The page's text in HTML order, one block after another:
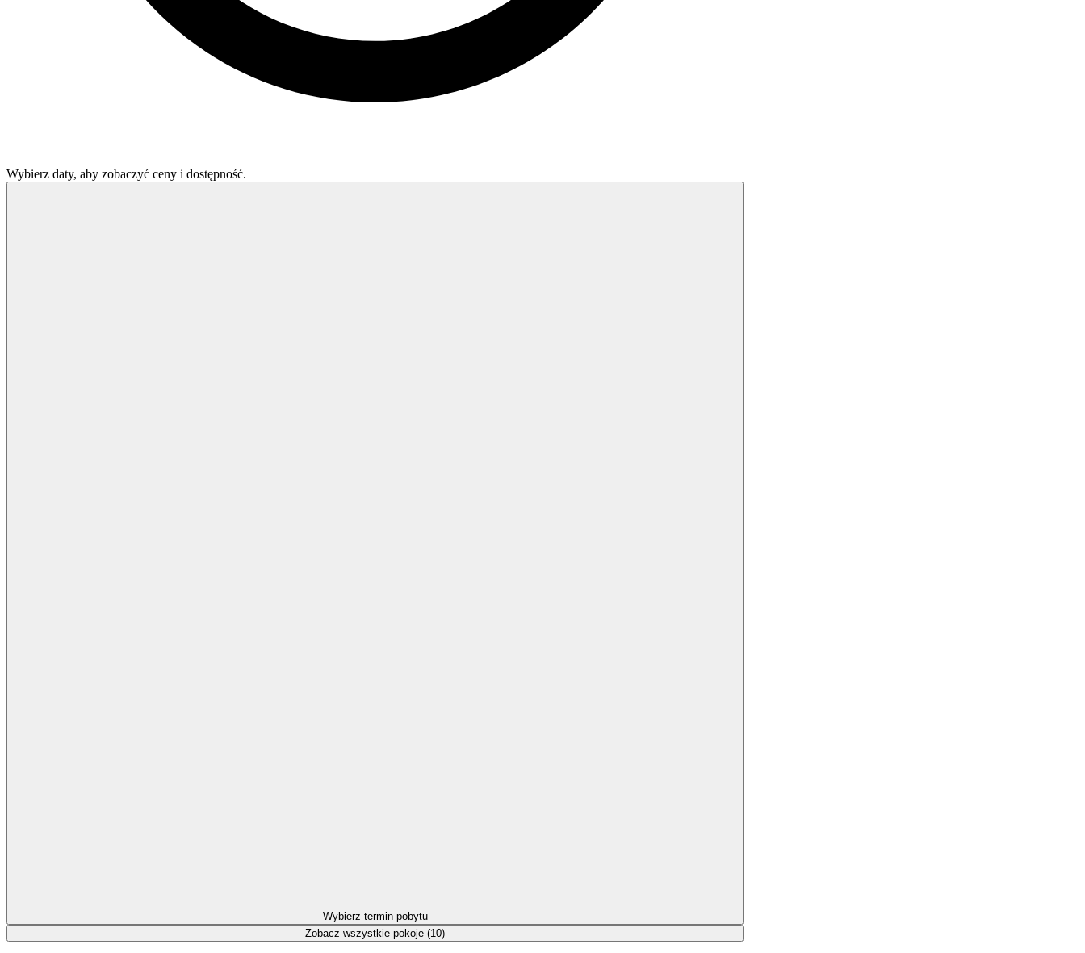
Wybierz daty, aby zobaczyć ceny i dostępność.
Wybierz termin pobytu
Zobacz wszystkie pokoje (10)